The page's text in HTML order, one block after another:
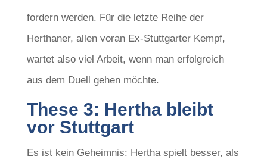
fordern werden. Für die letzte Reihe der
Herthaner, allen voran Ex-Stuttgarter Kempf,
wartet also viel Arbeit, wenn man erfolgreich
aus dem Duell gehen möchte.
These 3: Hertha bleibt
vor Stuttgart
Es ist kein Geheimnis: Hertha spielt besser, als